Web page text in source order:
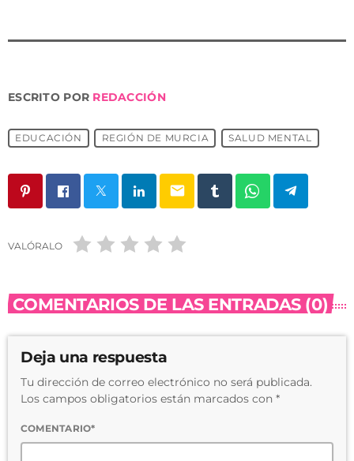
ESCRITO POR REDACCIÓN
EDUCACIÓN REGIÓN DE MURCIA SALUD MENTAL
email
VALÓRALO
COMENTARIOS DE LAS ENTRADAS (0)
Deja una respuesta
Tu dirección de correo electrónico no será publicada.
Los campos obligatorios están marcados con *
COMENTARIO*